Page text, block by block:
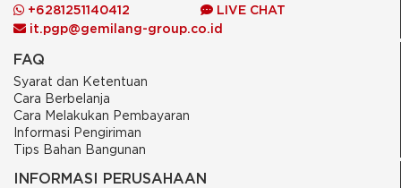
+6281251140412
LIVE CHAT
it.pgp@gemilang-group.co.id
FAQ
Syarat dan Ketentuan
Cara Berbelanja
Cara Melakukan Pembayaran
Informasi Pengiriman
Tips Bahan Bangunan
INFORMASI PERUSAHAAN